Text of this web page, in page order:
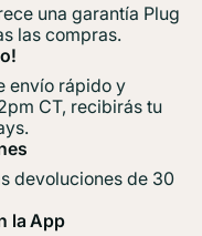
una garantía Plug
las compras.
envío rápido y
CT, recibirás tu
devoluciones de 30
la App